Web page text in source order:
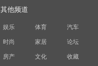
其他频道
娱乐 体育 汽车
时尚 家居 论坛
房产 文化 收藏